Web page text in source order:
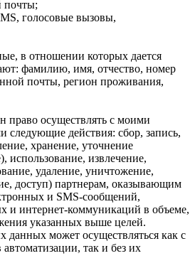
почты;
голосовые вызовы,
в отношении которых дается
фамилию, имя, отчество, номер
почты, регион проживания,
право осуществлять с моими
действия: сбор, запись,
хранение, уточнение
использование, извлечение,
удаление, уничтожение,
доступ) партнерам, оказывающим
и SMS‑сообщений,
и интернет‑коммуникаций в объеме,
указанных выше целей.
данных может осуществляться как с
так и без их